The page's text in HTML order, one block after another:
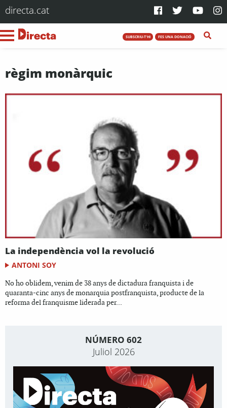
directa.cat
SUBSCRIU-T'HI FES UNA DONACIÓ
règim monàrquic
La independència vol la revolució
ANTONI SOY
No ho oblidem, venim de 38 anys de dictadura franquista i de
quaranta-cinc anys de monarquia postfranquista, producte de la
reforma del franquisme liderada per...
NÚMERO 602
Juliol 2026